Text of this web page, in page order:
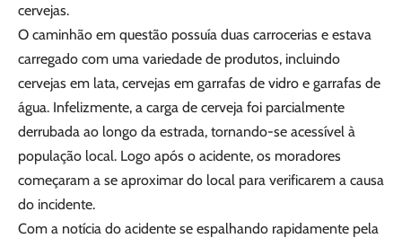
cervejas.
O caminhão em questão possuía duas carrocerias e estava
carregado com uma variedade de produtos, incluindo
cervejas em lata, cervejas em garrafas de vidro e garrafas de
água. Infelizmente, a carga de cerveja foi parcialmente
derrubada ao longo da estrada, tornando-se acessível à
população local. Logo após o acidente, os moradores
começaram a se aproximar do local para verificarem a causa
do incidente.
Com a notícia do acidente se espalhando rapidamente pela